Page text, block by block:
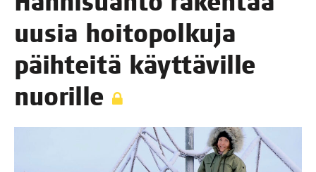
uusia hoi­to­pol­ku­ja
päih­tei­tä käyt­tä­vil­le
nuorille